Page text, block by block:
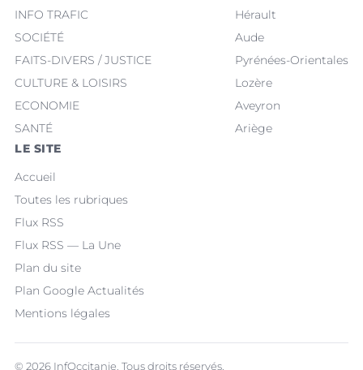
INFO TRAFIC
SOCIÉTÉ
FAITS-DIVERS / JUSTICE
CULTURE & LOISIRS
ECONOMIE
SANTÉ
Hérault
Aude
Pyrénées-Orientales
Lozère
Aveyron
Ariège
LE SITE
Accueil
Toutes les rubriques
Flux RSS
Flux RSS — La Une
Plan du site
Plan Google Actualités
Mentions légales
© 2026 InfOccitanie. Tous droits réservés.